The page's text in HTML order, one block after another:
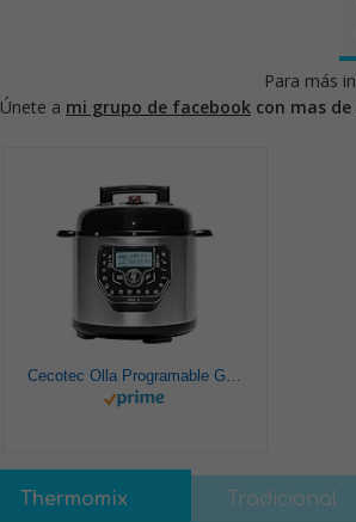
Para más
Únete a mi grupo de facebook con mas
Cecotec Olla Programable GM Modelo H Deluxe. Programable 24 horas, Capacidad 6 litros,Sistema de cocción inteligente, Función báscula,Temperatura ajustable, Presión ajustable
Thermomix Tradicional